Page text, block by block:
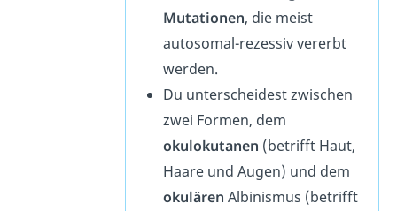
Mutationen, die meist
autosomal-rezessiv vererbt
werden.
Du unterscheidest zwischen
zwei Formen, dem
okulokutanen (betrifft Haut,
Haare und Augen) und dem
okulären Albinismus (betrifft